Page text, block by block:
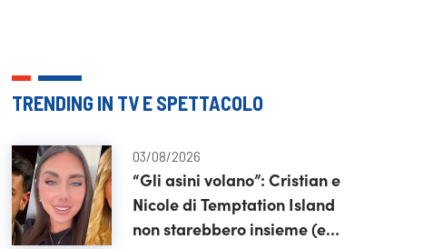
TRENDING IN TV E SPETTACOLO
03/08/2026
“Gli asini volano”: Cristian e
Nicole di Temptation Island
non starebbero insieme (e